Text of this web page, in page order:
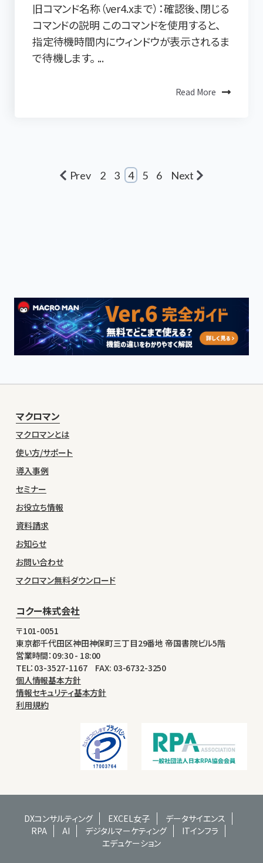
旧コマンド名称（ver4.xまで）：確認後、閉じる
コマンドの説明 このコマンドを使用すると、
指定待機時間内にウィンドウが表示されるま
で待機します。 ...
Read More
Prev 2 3 4 5 6 Next
マクロマン
マクロマンとは
使い方/サポート
導入事例
セミナー
お役立ち情報
資料請求
お知らせ
お問い合わせ
マクロマン無料ダウンロード
コクー株式会社
〒101-0051
東京都千代田区神田神保町三丁目29番地 帝国書院ビル5階
営業時間：09:30 - 18:00
TEL：03-3527-1167 FAX: 03-6732-3250
個人情報基本方針
情報セキュリティ基本方針
利用規約
DXコンサルティング EXCEL女子
データサイエンス
RPA
AI デジタルマーケティング
ITインフラ
エデュケーション